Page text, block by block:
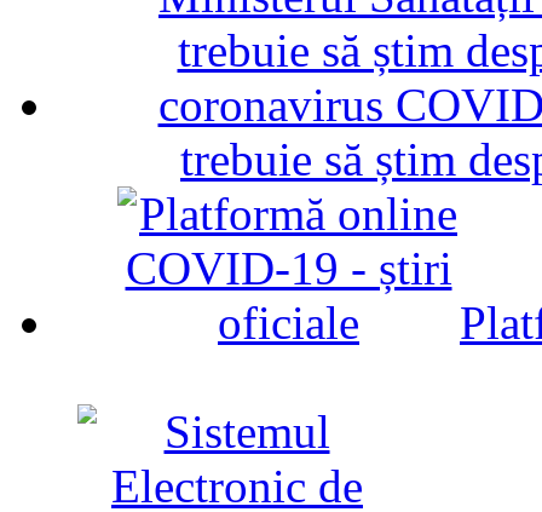
trebuie să știm